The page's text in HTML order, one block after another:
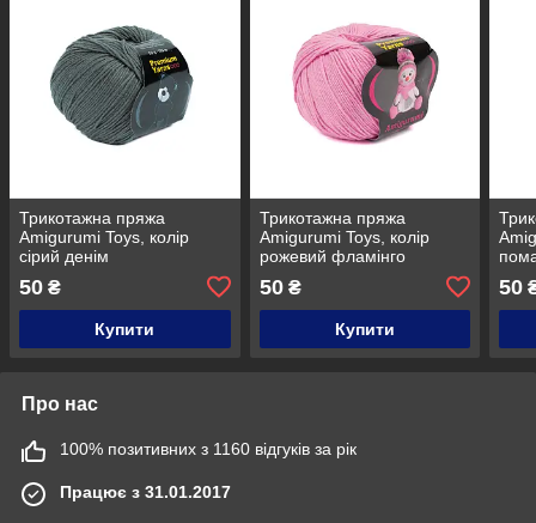
Трикотажна пряжа
Amigurumi Toys, колір
сірий денім
50 ₴
Купити
Трикотажна пряжа
Amigurumi Toys, колір
рожевий фламінго
50₴
Купити
50
Про нас
100% позитивних з 1160 відгуків за рік
Працює з 31.01.2017